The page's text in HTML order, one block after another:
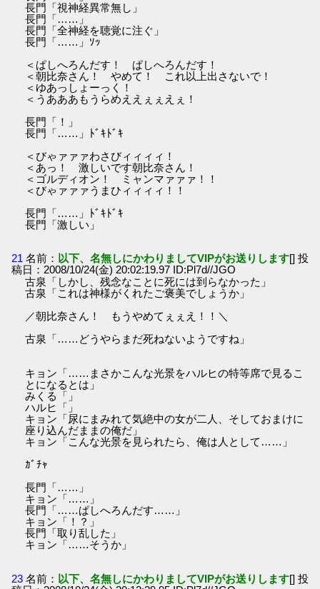
長門「視神経異常無し」
長門「……」
長門「全神経を聴覚に注ぐ」
長門「……」ｿｯ
＜ぱしへろんだす！ ぱしへろんだす！
＜朝比奈さん！ やめて！ これ以上出さないで！
＜ゆあっしょーっく！
＜うあああもうらめええぇぇえぇ！
長門「！」
長門「……」ﾄﾞｷﾄﾞｷ
＜びゃァァァわさびィィィィ！
＜あっ！ 激しいです朝比奈さん！
＜ゴルディオン！ ミャンマァァァ！！
＜びゃァァァうまひィィィィ！！
長門「……」ﾄﾞｷﾄﾞｷ
長門「激しい」
21 名前： 以下、名無しにかわりましてVIPがお送りします[] 投
稿日：2008/10/24(金) 20:02:19.97 ID:Pl7d//JGO
古泉「しかし、残念なことに死には到らなかった」
古泉「これは神様がくれたご褒美でしょうか」
／朝比奈さん！ もうやめてぇぇえ！！＼
古泉「……どうやらまだ死ねないようですね」
キョン「……まさかこんな光景をハルヒの特等席で見るこ
とになるとは」
みくる「」
ハルヒ「」
キョン「尿にまみれて気絶中の女が二人、そしておまけに
座り込んだままの俺だ」
キョン「こんな光景を見られたら、俺は人として……」
ｶﾞﾁｬ
長門「……」
キョン「……」
長門「……ぱしへろんだす……」
キョン「！？」
長門「取り乱した」
キョン「……そうか」
23 名前： 以下、名無しにかわりましてVIPがお送りします[] 投